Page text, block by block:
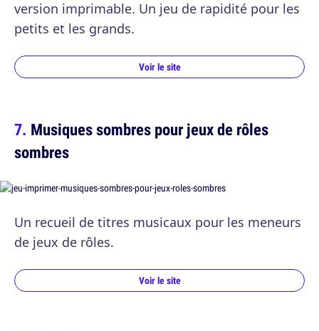
version imprimable. Un jeu de rapidité pour les
petits et les grands.
Voir le site
Musiques sombres pour jeux de rôles
sombres
Un recueil de titres musicaux pour les meneurs
de jeux de rôles.
Voir le site